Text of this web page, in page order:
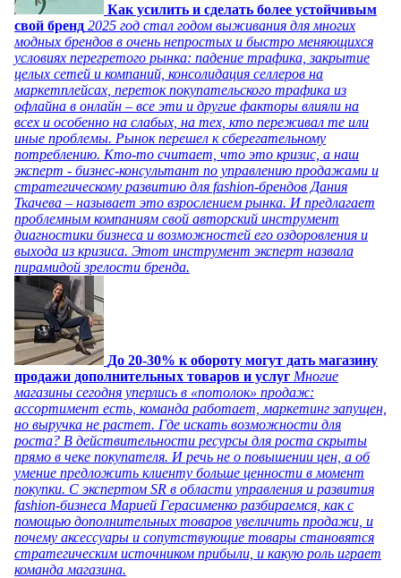
Как усилить и сделать более устойчивым
свой бренд 2025 год стал годом выживания для многих
модных брендов в очень непростых и быстро меняющихся
условиях перегретого рынка: падение трафика, закрытие
целых сетей и компаний, консолидация селлеров на
маркетплейсах, переток покупательского трафика из
офлайна в онлайн – все эти и другие факторы влияли на
всех и особенно на слабых, на тех, кто переживал те или
иные проблемы. Рынок перешел к сберегательному
потреблению. Кто-то считает, что это кризис, а наш
эксперт - бизнес-консультант по управлению продажами и
стратегическому развитию для fashion-брендов Дания
Ткачева – называет это взрослением рынка. И предлагает
проблемным компаниям свой авторский инструмент
диагностики бизнеса и возможностей его оздоровления и
выхода из кризиса. Этот инструмент эксперт назвала
пирамидой зрелости бренда.
До 20-30% к обороту могут дать магазину
продажи дополнительных товаров и услуг Многие
магазины сегодня уперлись в «потолок» продаж:
ассортимент есть, команда работает, маркетинг запущен,
но выручка не растет. Где искать возможности для
роста? В действительности ресурсы для роста скрыты
прямо в чеке покупателя. И речь не о повышении цен, а об
умение предложить клиенту больше ценности в момент
покупки. С экспертом SR в области управления и развития
fashion-бизнеса Марией Герасименко разбираемся, как с
помощью дополнительных товаров увеличить продажи, и
почему аксессуары и сопутствующие товары становятся
стратегическим источником прибыли, и какую роль играет
команда магазина.